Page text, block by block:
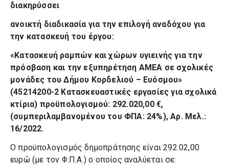
διακηρύσσει
ανοικτή διαδικασία για την επιλογή αναδόχου για
την κατασκευή του έργου:
«Κατασκευή ραμπών και χώρων υγιεινής για την
πρόσβαση και την εξυπηρέτηση ΑΜΕΑ σε σχολικές
μονάδες του Δήμου Κορδελιού – Ευόσμου»
(45214200-2 Κατασκευαστικές εργασίες για σχολικά
κτίρια) προϋπολογισμού: 292.020,00 €,
(συμπεριλαμβανομένου του ΦΠΑ: 24%), Αρ. Μελ.:
16/2022.
Ο προϋπολογισμός δημοπράτησης είναι 292.02,00
ευρώ (με τον Φ.Π.Α.) ο οποίος αναλύεται σε: